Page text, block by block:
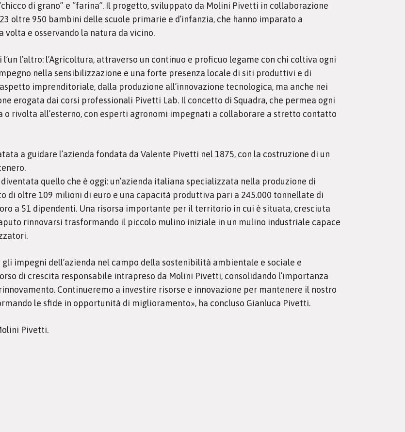
di grano” e “farina”. Il progetto, sviluppato da Molini Pivetti in collaborazione
oltre 950 bambini delle scuole primarie e d’infanzia, che hanno imparato a
volta e osservando la natura da vicino.
l’altro: l’Agricoltura, attraverso un continuo e proficuo legame con chi coltiva ogni
nella sensibilizzazione e una forte presenza locale di siti produttivi e di
imprenditoriale, dalla produzione all’innovazione tecnologica, ma anche nei
erogata dai corsi professionali Pivetti Lab. Il concetto di Squadra, che permea ogni
rivolta all’esterno, con esperti agronomi impegnati a collaborare a stretto contatto
a guidare l’azienda fondata da Valente Pivetti nel 1875, con la costruzione di un
quello che è oggi: un’azienda italiana specializzata nella produzione di
di oltre 109 milioni di euro e una capacità produttiva pari a 245.000 tonnellate di
a 51 dipendenti. Una risorsa importante per il territorio in cui è situata, cresciuta
rinnovarsi trasformando il piccolo mulino iniziale in un mulino industriale capace
impegni dell’azienda nel campo della sostenibilità ambientale e sociale e
di crescita responsabile intrapreso da Molini Pivetti, consolidando l’importanza
Continueremo a investire risorse e innovazione per mantenere il nostro
le sfide in opportunità di miglioramento», ha concluso Gianluca Pivetti.
Pivetti.